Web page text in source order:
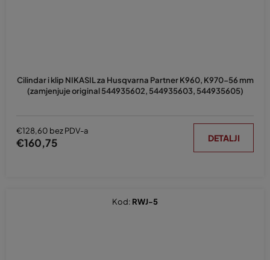
Cilindar i klip NIKASIL za Husqvarna Partner K960, K970-56 mm
(zamjenjuje original 544935602, 544935603, 544935605)
€128,60 bez PDV-a
€160,75 DETALJI
Kod: RWJ-5